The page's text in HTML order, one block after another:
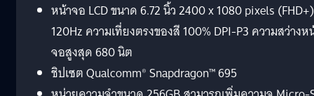
หน้าจอ LCD ขนาด 6.72 นิ้ว 2400 x 1080 pixels (FHD+)
120Hz ความเที่ยงตรงของสี 100% DPI-P3 ความสว่างห
จอสูงสุด 680 นิต
ชิปเซต Qualcomm® Snapdragon™ 695